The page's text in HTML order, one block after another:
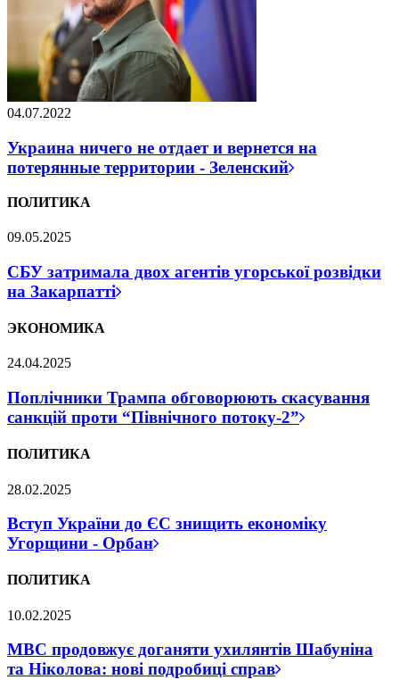
04.07.2022
Украина ничего не отдает и вернется на
потерянные территории - Зеленский
ПОЛИТИКА
09.05.2025
СБУ затримала двох агентів угорської розвідки
на Закарпатті
ЭКОНОМИКА
24.04.2025
Поплічники Трампа обговорюють скасування
санкцій проти “Північного потоку-2”
ПОЛИТИКА
28.02.2025
Вступ України до ЄС знищить економіку
Угорщини - Орбан
ПОЛИТИКА
10.02.2025
МВС продовжує доганяти ухилянтів Шабуніна
та Ніколова: нові подробиці справ